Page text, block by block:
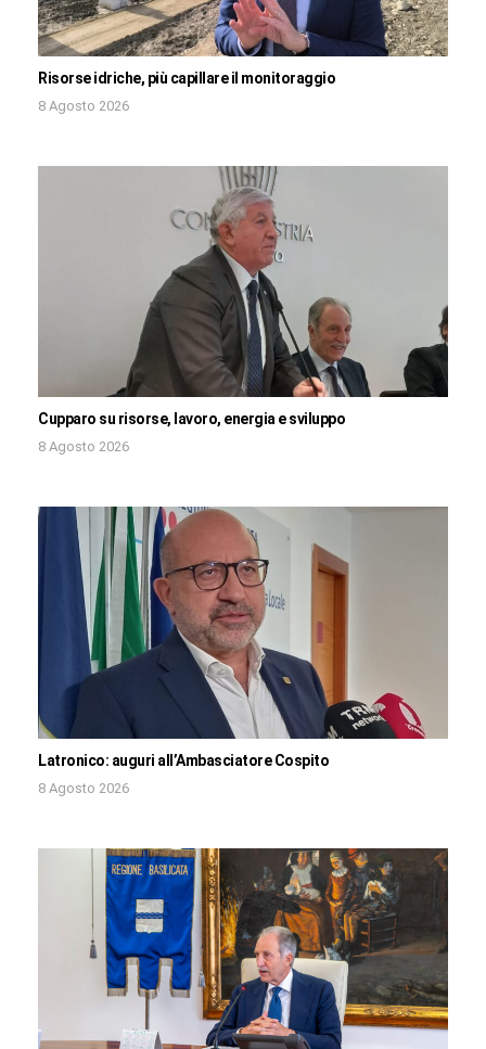
Risorse idriche, più capillare il monitoraggio
8 Agosto 2026
Cupparo su risorse, lavoro, energia e sviluppo
8 Agosto 2026
Latronico: auguri all’Ambasciatore Cospito
8 Agosto 2026